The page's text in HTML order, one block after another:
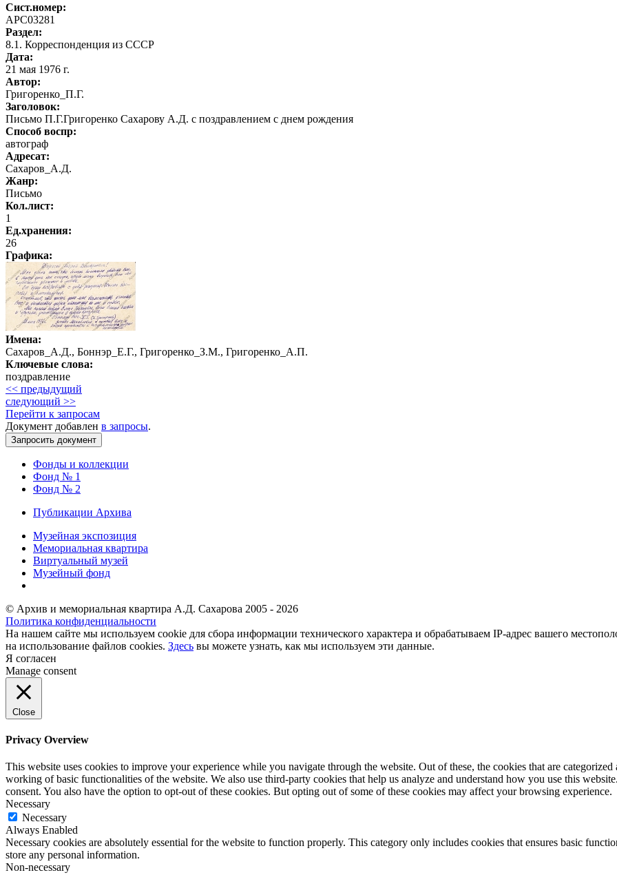
Сист.номер:
АРС03281
Раздел:
8.1. Корреспонденция из СССР
Дата:
21 мая 1976 г.
Автор:
Григоренко_П.Г.
Заголовок:
Письмо П.Г.Григоренко Сахарову А.Д. с поздравлением с днем рождения
Способ воспр:
автограф
Адресат:
Сахаров_А.Д.
Жанр:
Письмо
Кол.лист:
1
Ед.хранения:
26
Графика:
Имена:
Сахаров_А.Д., Боннэр_Е.Г., Григоренко_З.М., Григоренко_А.П.
Ключевые слова:
поздравление
<< предыдущий
следующий >>
Перейти к запросам
Документ добавлен в запросы.
Фонды и коллекции
Фонд № 1
Фонд № 2
Публикации Архива
Музейная экспозиция
Мемориальная квартира
Виртуальный музей
Музейный фонд
© Архив и мемориальная квартира А.Д. Сахарова 2005 - 2026
Политика конфиденциальности
На нашем сайте мы используем cookie для сбора информации технического характера и обрабатываем IP-адрес вашего
на использование файлов cookies. Здесь вы можете узнать, как мы используем эти данные.
Я согласен
Manage consent
Close
Privacy Overview
This website uses cookies to improve your experience while you navigate through the website. Out of these, the cookies that are categorized
working of basic functionalities of the website. We also use third-party cookies that help us analyze and understand how you use this
consent. You also have the option to opt-out of these cookies. But opting out of some of these cookies may affect your browsing experience.
Necessary
Necessary
Always Enabled
Necessary cookies are absolutely essential for the website to function properly. This category only includes cookies that ensures basic
store any personal information.
Non-necessary